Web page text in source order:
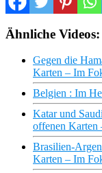
Ähnliche Videos:
Gegen die
Karten – Im
Belgien : Im
Katar und
offenen Karten
Brasilien-
Karten – Im